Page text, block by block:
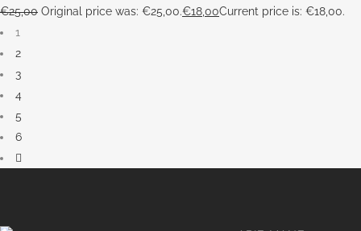
€25,00 Original price was: €25,00.€18,00Current price is: €18,00.
1
2
3
4
5
6